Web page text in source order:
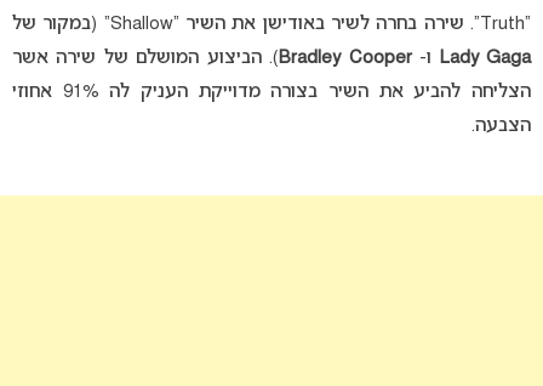
Lady Gagaו- Bradley Cooper). הביצוע המושלם של שירה אשר
הצליחה להביע את השיר בצורה מדוייקת העניק לה 91% אחוזי
הצבעה.